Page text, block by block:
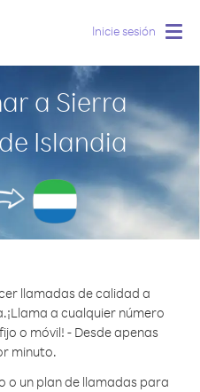
Inicie sesión
a Sierra
Islandia
llamadas de calidad a
¡Llama a cualquier número
o móvil! - Desde apenas
minuto.
o un plan de llamadas para